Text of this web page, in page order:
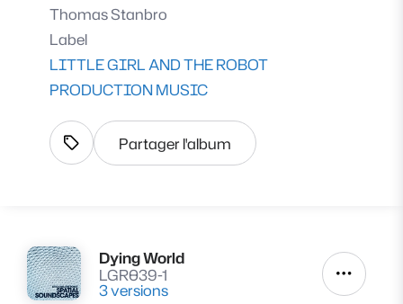
Thomas Stanbro
Label
LITTLE GIRL AND THE ROBOT
PRODUCTION MUSIC
Afficher les tags
Partager l'album
Lire
Dying World
LGR039-1
3 versions Autres